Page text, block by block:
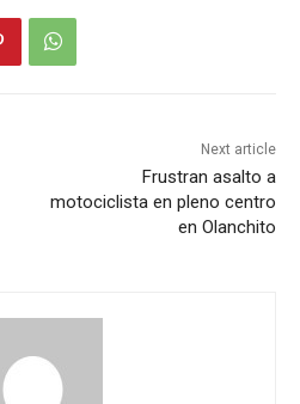
Next article
Frustran asalto a
motociclista en pleno centro
en Olanchito